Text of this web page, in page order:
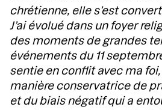
chrétienne, elle s’est
J’ai évolué dans un foyer
des moments de grandes
événements du 11
sentie en conflit avec ma foi,
manière conservatrice de
et du biais négatif qui a